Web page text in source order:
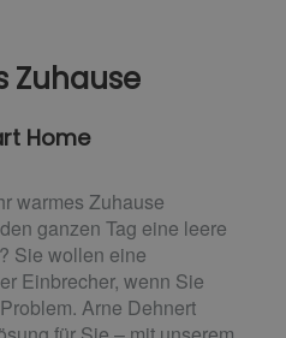
Zuhause
Home
warmes Zuhause
ganzen Tag eine leere
Sie wollen eine
Einbrecher, wenn Sie
Arne Dehnert